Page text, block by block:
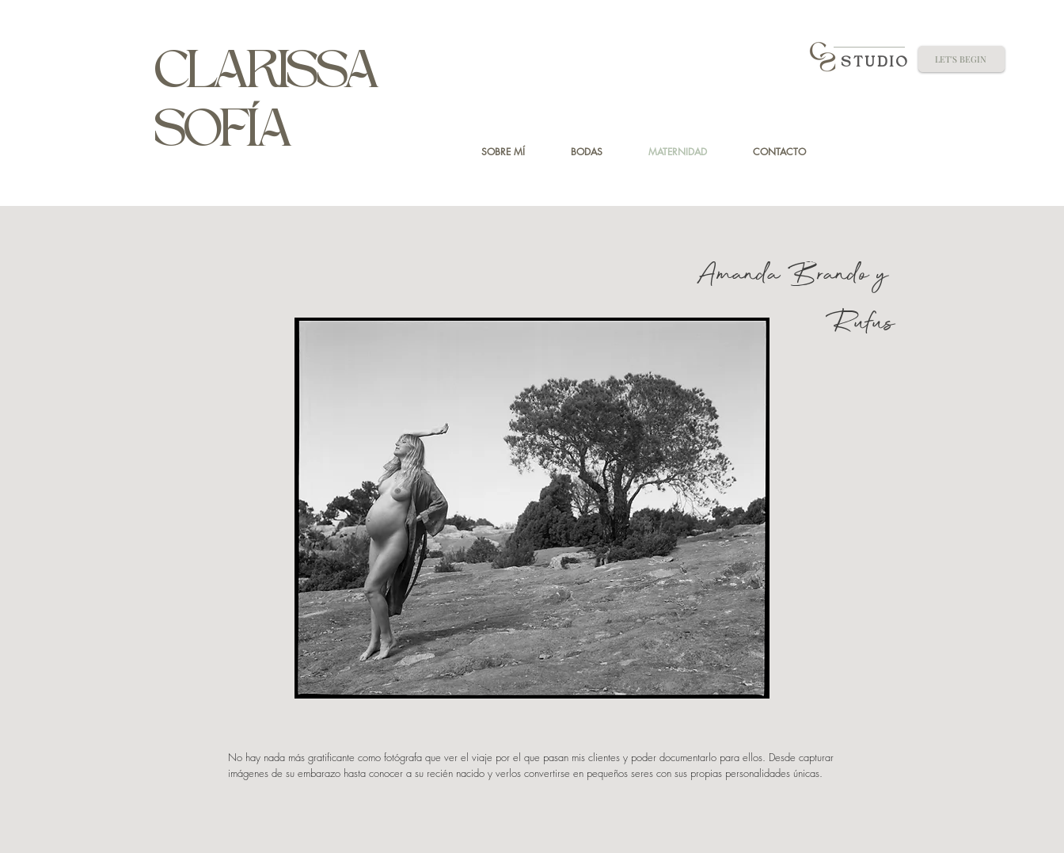
LET'S BEGIN
CLARISSA
SOFÍA
STUDIO
SOBRE MÍ BODAS MATERNIDAD CONTACTO
Amanda Brando y
Rufus
No hay nada más gratificante como fotógrafa que ver el viaje por el que pasan mis clientes y poder documentarlo para ellos. Desde capturar
imágenes de su embarazo hasta conocer a su recién nacido y verlos convertirse en pequeños seres con sus propias personalidades únicas.